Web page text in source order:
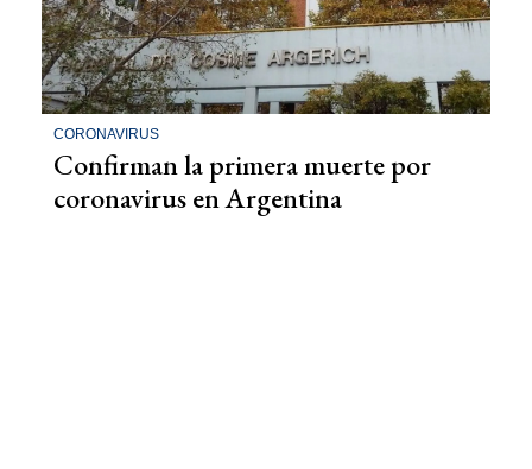
CORONAVIRUS
Confirman la primera muerte por
coronavirus en Argentina